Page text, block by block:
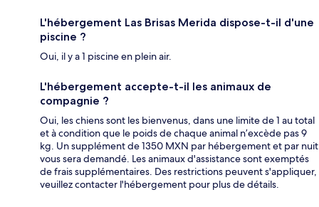
L'hébergement Las Brisas Merida dispose-t-il d'une
piscine ?
Oui, il y a 1 piscine en plein air.
L'hébergement accepte-t-il les animaux de
compagnie ?
Oui, les chiens sont les bienvenus, dans une limite de 1 au total
et à condition que le poids de chaque animal n’excède pas 9
kg. Un supplément de 1350 MXN par hébergement et par nuit
vous sera demandé. Les animaux d'assistance sont exemptés
de frais supplémentaires. Des restrictions peuvent s'appliquer,
veuillez contacter l'hébergement pour plus de détails.